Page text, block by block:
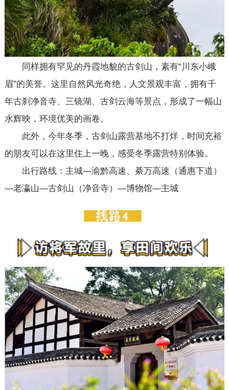
同样拥有罕见的丹霞地貌的古剑山，素有“川东小峨
眉”的美誉。这里自然风光奇绝，人文景观丰富，拥有千
年古刹净音寺、三镜湖、古剑云海等景点，形成了一幅山
水辉映，环境优美的画卷。
此外，今年冬季，古剑山露营基地不打烊，时间充裕
的朋友可以在这里住上一晚，感受冬季露营特别体验。
出行路线：主城—渝黔高速、綦万高速（通惠下道）
—老瀛山—古剑山（净音寺）—博物馆—主城